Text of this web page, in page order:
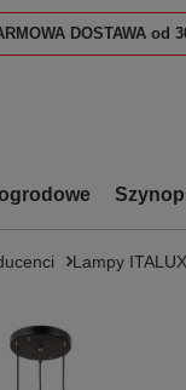
DOSTAWA od
Lampy ITALUX